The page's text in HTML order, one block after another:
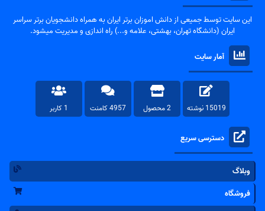
این سایت توسط جمیعی از دانش اموزان برتر ایران به همراه دانشجویان برتر سراسر
ایران (دانشگاه تهران، بهشتی، علامه و...) راه اندازی و مدیریت میشود.
آمار سایت
15019 نوشته 2 محصول 4957 کامنت 1 کاربر
دسترسی سریع
وبلاگ
فروشگاه